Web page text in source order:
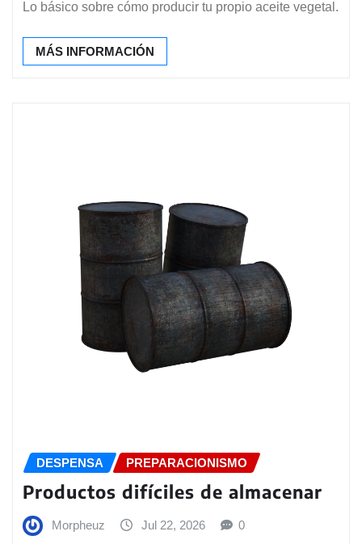
Lo básico sobre cómo producir tu propio aceite vegetal.
MÁS INFORMACIÓN
DESPENSA PREPARACIONISMO
Productos difíciles de almacenar
Morpheuz Jul 22, 2026 0